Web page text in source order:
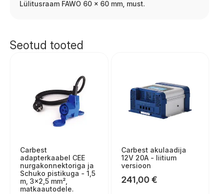
Lülitusraam FAWO 60 x 60 mm, must.
Seotud tooted
Carbest
adapterkaabel CEE
nurgakonnektoriga ja
Schuko pistikuga - 1,5
m, 3×2,5 mm²,
matkaautodele.
Carbest akulaadija
12V 20A - liitium
versioon
241,00 €